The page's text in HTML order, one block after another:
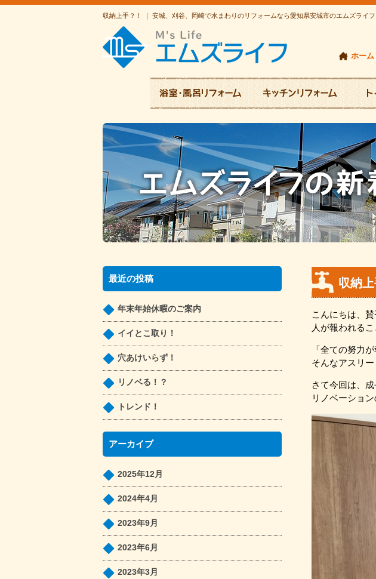
収納上手？！ ｜ 安城、刈谷、岡崎で水まわりのリフォームなら愛知県安城市のエムズライフ
ホーム
収納上
こんにちは、
人が報われる
「全ての努力
そんなアスリ
さて今回は、
リノベーショ
最近の投稿
年末年始休暇のご案内
イイとこ取り！
穴あけいらず！
リノベる！？
トレンド！
アーカイブ
2025年12月
2024年4月
2023年9月
2023年6月
2023年3月